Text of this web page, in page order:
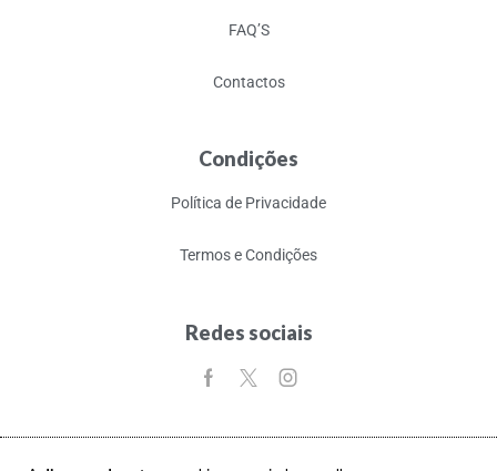
FAQ’S
Contactos
Condições
Política de Privacidade
Termos e Condições
Redes sociais